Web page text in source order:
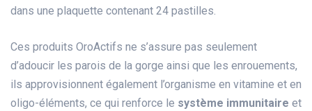
dans une plaquette contenant 24 pastilles.
Ces produits OroActifs ne s’assure pas seulement
d’adoucir les parois de la gorge ainsi que les enrouements,
ils approvisionnent également l’organisme en vitamine et en
oligo-éléments, ce qui renforce le système immunitaire et